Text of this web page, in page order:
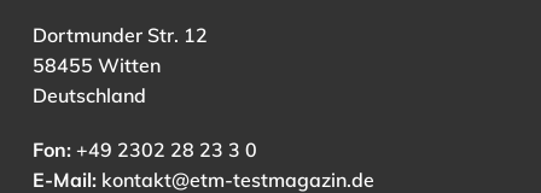
Dortmunder Str. 12
58455 Witten
Deutschland
Fon:+49 2302 28 23 3 0
E-Mail: kontakt@etm-testmagazin.de